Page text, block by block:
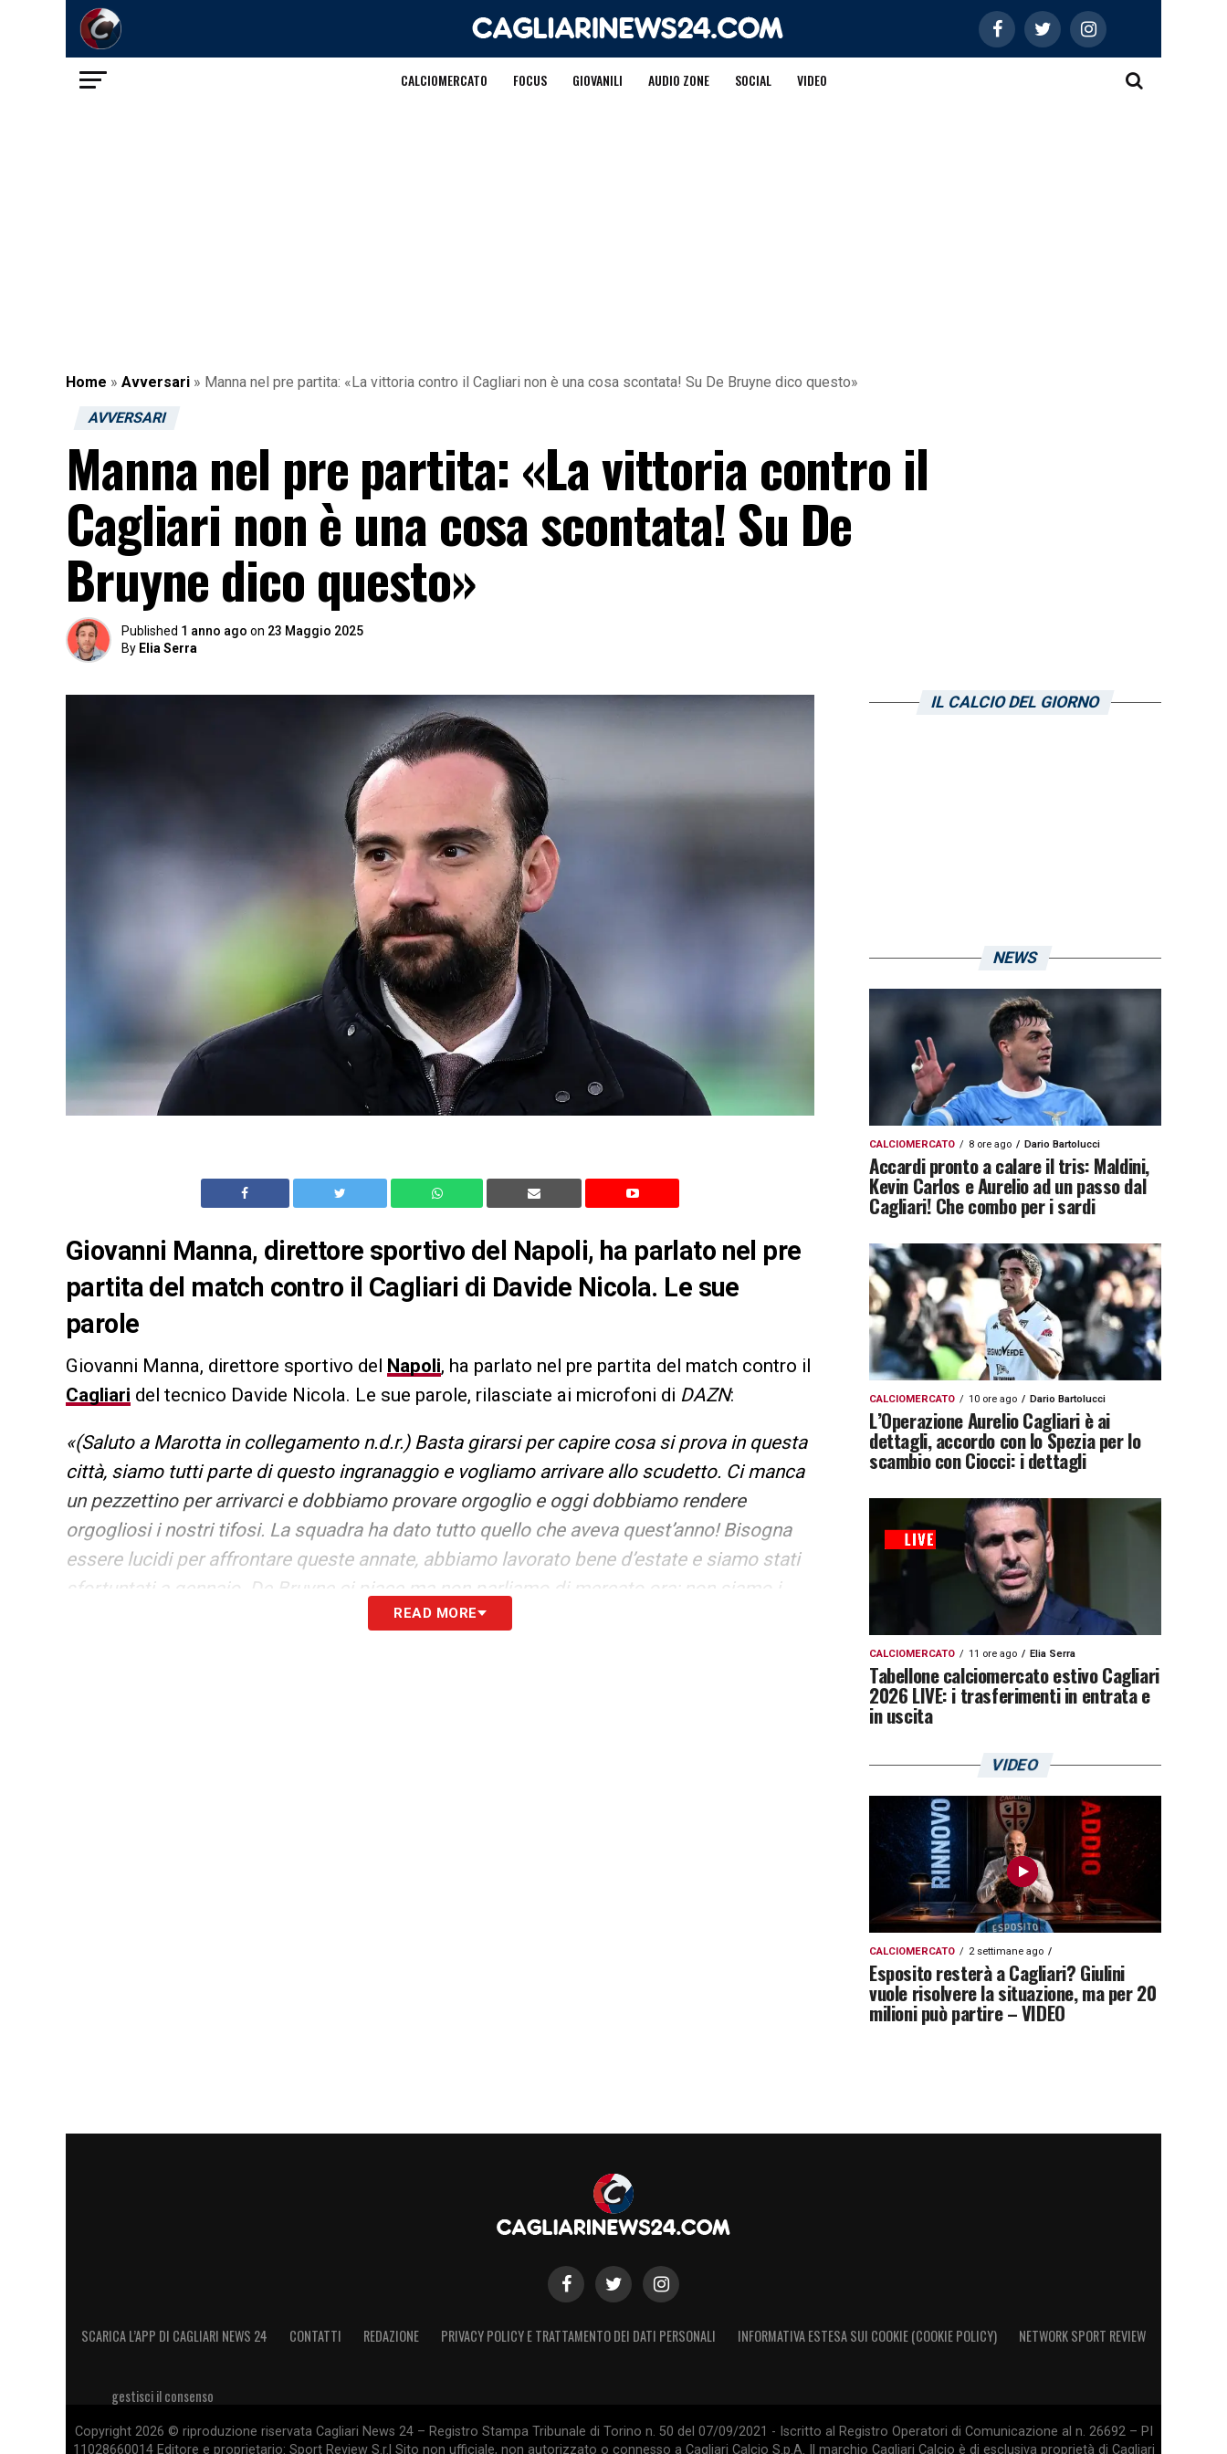
CALCIOMERCATO FOCUS GIOVANILI AUDIO ZONE SOCIAL VIDEO
Home » Avversari » Manna nel pre partita: «La vittoria contro il Cagliari non è una cosa scontata! Su De Bruyne dico questo»
AVVERSARI
Manna nel pre partita: «La vittoria contro il
Cagliari non è una cosa scontata! Su De
Bruyne dico questo»
Published 1 anno ago on 23 Maggio 2025
By Elia Serra
Giovanni Manna, direttore sportivo del Napoli, ha parlato nel pre
partita del match contro il Cagliari di Davide Nicola. Le sue
parole
Giovanni Manna, direttore sportivo del Napoli, ha parlato nel pre partita del match contro il
Cagliari del tecnico Davide Nicola. Le sue parole, rilasciate ai microfoni di DAZN:
«(Saluto a Marotta in collegamento n.d.r.) Basta girarsi per capire cosa si prova in questa
città, siamo tutti parte di questo ingranaggio e vogliamo arrivare allo scudetto. Ci manca
un pezzettino per arrivarci e dobbiamo provare orgoglio e oggi dobbiamo rendere
orgogliosi i nostri tifosi. La squadra ha dato tutto quello che aveva quest’anno! Bisogna
essere lucidi per affrontare queste annate, abbiamo lavorato bene d’estate e siamo stati
sfortuntati a gennaio. De Bruyne ci piace ma non parliamo di mercato ora; non siamo i
soli ai quali piace perché è un grande giocatore. E’ stata una notte intensa e ho preso
READ MORE
IL CALCIO DEL GIORNO
NEWS
CALCIOMERCATO 8 ore ago Dario Bartolucci
Accardi pronto a calare il tris: Maldini,
Kevin Carlos e Aurelio ad un passo dal
Cagliari! Che combo per i sardi
CALCIOMERCATO 10 ore ago Dario Bartolucci
L’Operazione Aurelio Cagliari è ai
dettagli, accordo con lo Spezia per lo
scambio con Ciocci: i dettagli
CALCIOMERCATO 11 ore ago Elia Serra
Tabellone calciomercato estivo Cagliari
2026 LIVE: i trasferimenti in entrata e
in uscita
VIDEO
CALCIOMERCATO 2 settimane ago
Esposito resterà a Cagliari? Giulini
vuole risolvere la situazione, ma per 20
milioni può partire – VIDEO
SCARICA L’APP DI CAGLIARI NEWS 24 CONTATTI REDAZIONE PRIVACY POLICY E TRATTAMENTO DEI DATI PERSONALI INFORMATIVA ESTESA SUI COOKIE (COOKIE POLICY) NETWORK SPORT REVIEW
gestisci il consenso
Copyright 2026 © riproduzione riservata Cagliari News 24 – Registro Stampa Tribunale di Torino n. 50 del 07/09/2021 - Iscritto al Registro Operatori di Comunicazione al n. 26692 – PI
11028660014 Editore e proprietario: Sport Review S.r.l Sito non ufficiale, non autorizzato o connesso a Cagliari Calcio S.p.A. Il marchio Cagliari Calcio è di esclusiva proprietà di Cagliari